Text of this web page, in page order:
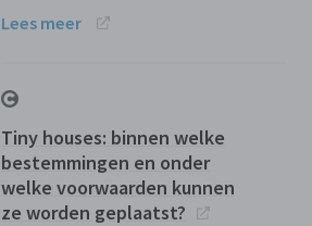
Lees meer
Tiny houses: binnen welke
bestemmingen en onder
welke voorwaarden kunnen
ze worden geplaatst?